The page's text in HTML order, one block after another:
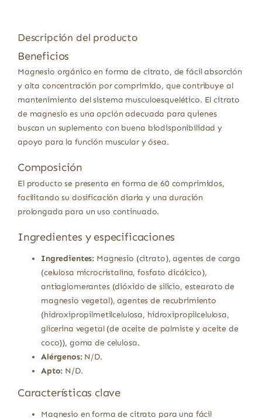
Descripción del producto
Beneficios
Magnesio orgánico en forma de citrato, de fácil absorción
y alta concentración por comprimido, que contribuye al
mantenimiento del sistema musculoesquelético. El citrato
de magnesio es una opción adecuada para quienes
buscan un suplemento con buena biodisponibilidad y
apoyo para la función muscular y ósea.
Composición
El producto se presenta en forma de 60 comprimidos,
facilitando su dosificación diaria y una duración
prolongada para un uso continuado.
Ingredientes y especificaciones
Ingredientes: Magnesio (citrato), agentes de carga
(celulosa microcristalina, fosfato dicálcico),
antiaglomerantes (dióxido de silicio, estearato de
magnesio vegetal), agentes de recubrimiento
(hidroxipropilmetilcelulosa, hidroxipropilcelulosa,
glicerina vegetal (de aceite de palmiste y aceite de
coco)), goma de celulosa.
Alérgenos:N/D.
Apto: N/D.
Características clave
Magnesio en forma de citrato para una fácil